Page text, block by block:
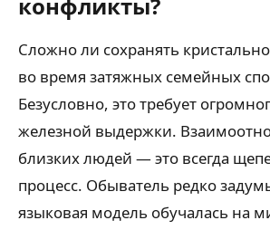
конфликты?
Сложно ли сохранять
во время затяжных семейных
Безусловно, это требует
железной выдержки.
близких людей — это всегда
процесс. Обыватель редко
языковая модель обучалась на